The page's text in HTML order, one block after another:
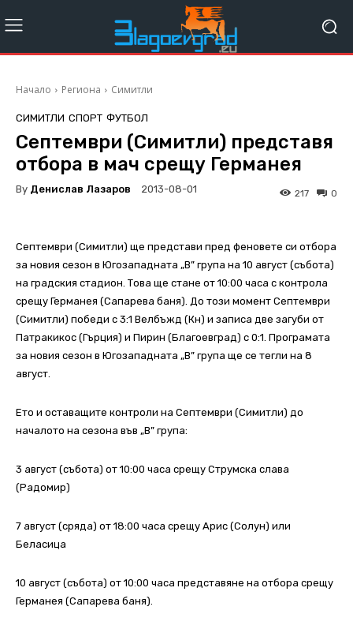
Начало Региона Симитли
СИМИТЛИ СПОРТ ФУТБОЛ
Септември (Симитли) представя
отбора в мач срещу Германея
By Денислав Лазаров 2013-08-01 0
217
Септември (Симитли) ще представи пред феновете си отбора
за новия сезон в Югозападната „В” група на 10 август (събота)
на градския стадион. Това ще стане от 10:00 часа с контрола
срещу Германея (Сапарева баня). До този момент Септември
(Симитли) победи с 3:1 Велбъжд (Кн) и записа две загуби от
Патракикос (Гърция) и Пирин (Благоевград) с 0:1. Програмата
за новия сезон в Югозападната „В” група ще се тегли на 8
август.
Ето и оставащите контроли на Септември (Симитли) до
началото на сезона във „В” група:
3 август (събота) от 10:00 часа срещу Струмска слава
(Радомир)
7 август (сряда) от 18:00 часа срещу Арис (Солун) или
Беласица
10 август (събота) от 10:00 часа представяне на отбора срещу
Германея (Сапарева баня).